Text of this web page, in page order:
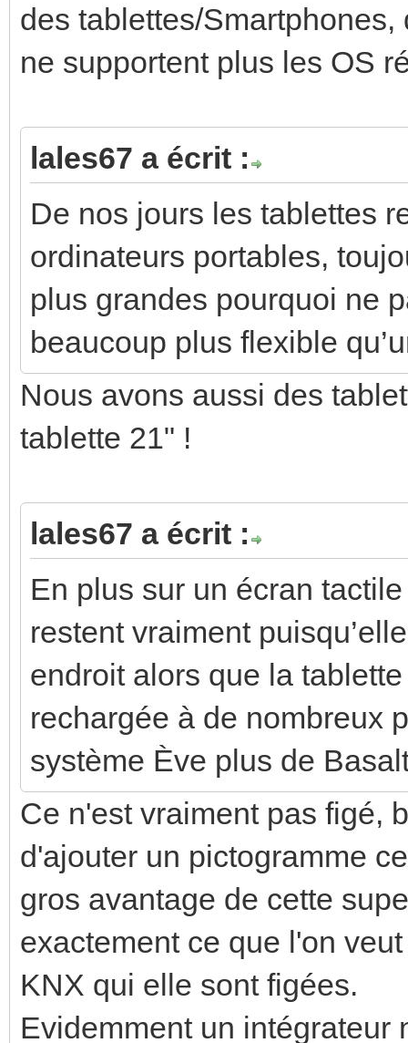
des tablettes/
ne supportent plus les OS
lales67 a écrit :
De nos jours les tablettes
ordinateurs portables,
plus grandes pourquoi ne
beaucoup plus flexible
Nous avons aussi des
tablette 21" !
lales67 a écrit :
En plus sur un écran
restent vraiment
endroit alors que la
rechargée à de nombreux
système Ève plus de
Ce n'est vraiment pas figé,
d'ajouter un pictogramme
gros avantage de cette
exactement ce que l'on
KNX qui elle sont figées.
Evidemment un intégrateur